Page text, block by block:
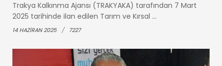
Trakya Kalkınma Ajansı (TRAKYAKA) tarafından 7 Mart
2025 tarihinde ilan edilen Tarım ve Kırsal ...
14 HAZIRAN 2025 7227